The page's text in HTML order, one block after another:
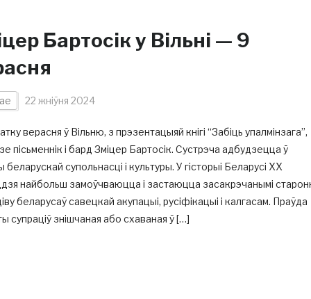
Бартосік у Вільні — 9
22 жніўня 2024
верасня ў Вільню, з прэзентацыяй кнігі “Забіць упалмінзага”,
пісьменнік і бард Зміцер Бартосік. Сустрэча адбудзецца ў
беларускай супольнасці і культуры. У гісторыі Беларусі ХХ
найбольш замоўчваюцца і застаюцца засакрэчанымі
беларусаў савецкай акупацыі, русіфікацыі і калгасам. Праўда
супраціў знішчаная або схаваная ў […]